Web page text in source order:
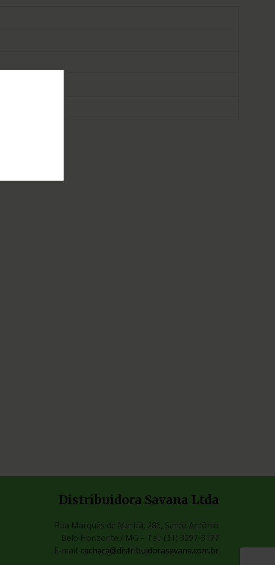
Distribuidora Savana Ltda
Rua Marquês de Maricá, 286, Santo Antônio
Belo Horizonte / MG – Tel.: (31) 3297-3177
E-mail: cachaca@distribuidorasavana.com.br